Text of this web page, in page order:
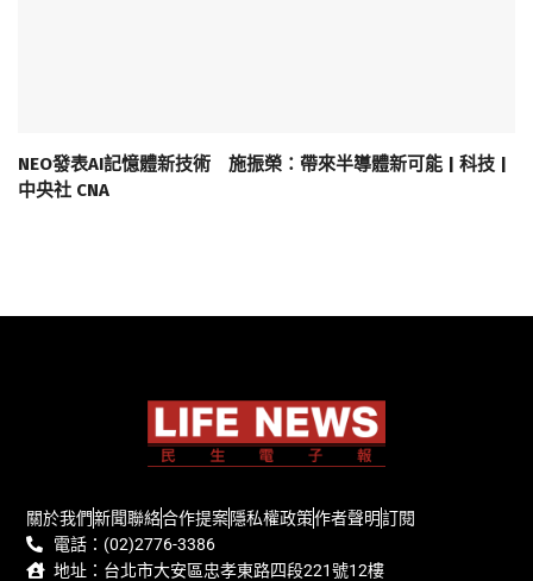
NEO發表AI記憶體新技術 施振榮：帶來半導體新可能 | 科技 |
中央社 CNA
關於我們新聞聯絡合作提案隱私權政策作者聲明訂閱
電話：(02)2776-3386
地址：台北市大安區忠孝東路四段221號12樓